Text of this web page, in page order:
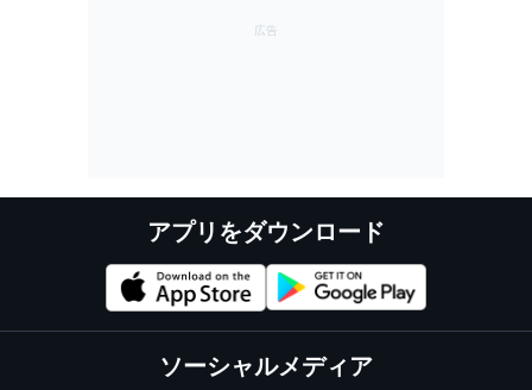
アプリをダウンロード
ソーシャルメディア